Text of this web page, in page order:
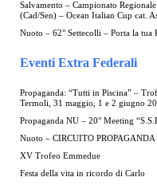
Salvamento – Campionato
(Cad/Sen) – Ocean Italian Cup cat.
Nuoto – 62° Settecolli – Porta la tua
Eventi Extra Federali
Propaganda: “Tutti in Piscina” –
Termoli, 31 maggio, 1 e 2 giugno
Propaganda NU – 20° Meeting
Nuoto – CIRCUITO PROPAGANDA
XV Trofeo Emmedue
Festa della vita in ricordo di Carlo